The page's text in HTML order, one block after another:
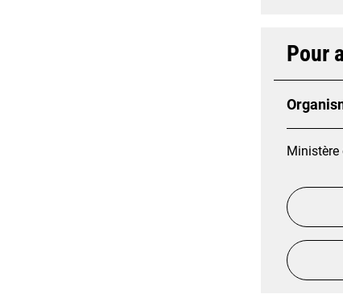
Pour
Ministère